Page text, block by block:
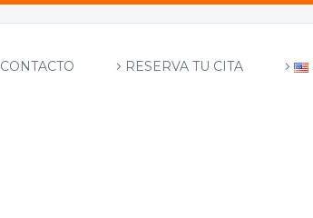
CONTACTO RESERVA TU CITA